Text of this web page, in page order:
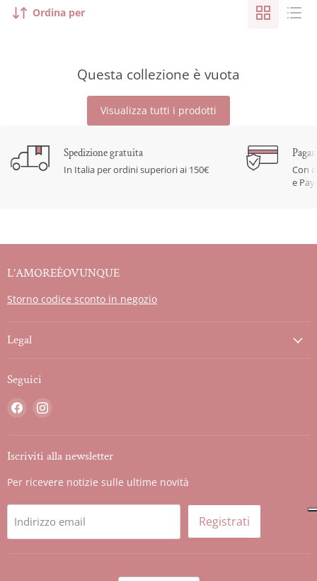
Ordina per
Questa collezione è vuota
Visualizza tutti i prodotti
Spedizione gratuita
In Italia per ordini superiori ai 150€
Con
e
L'AMOREÈOVUNQUE
Storno codice sconto in negozio
Legal
Seguici
Trovaci
Iscriviti alla newsletter
Per ricevere notizie sulle ultime novità
Indirizzo email Registrati